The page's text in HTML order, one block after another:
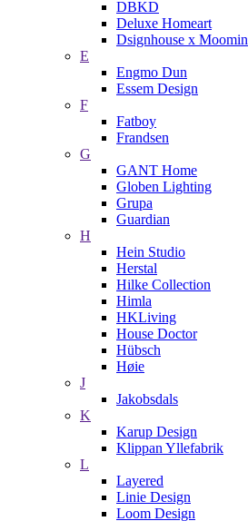
DBKD
Deluxe Homeart
Dsignhouse x Moomin
E
Engmo Dun
Essem Design
F
Fatboy
Frandsen
G
GANT Home
Globen Lighting
Grupa
Guardian
H
Hein Studio
Herstal
Hilke Collection
Himla
HKLiving
House Doctor
Hübsch
Høie
J
Jakobsdals
K
Karup Design
Klippan Yllefabrik
L
Layered
Linie Design
Loom Design